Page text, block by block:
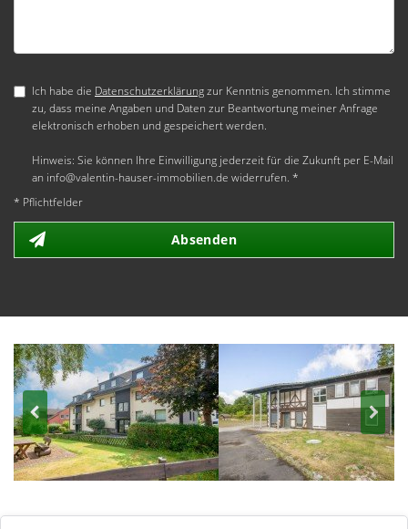
Ich habe die Datenschutzerklärungzur Kenntnis genommen. Ich stimme
zu, dass meine Angaben und Daten zur Beantwortung meiner Anfrage
elektronisch erhoben und gespeichert werden.
Hinweis: Sie können Ihre Einwilligung jederzeit für die Zukunft per E-Mail
an info@valentin-hauser-immobilien.de widerrufen. *
* Pflichtfelder
Absenden